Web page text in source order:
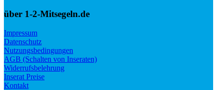
über 1-2-Mitsegeln.de
Impressum
Datenschutz
Nutzungsbedingungen
AGB (Schalten von Inseraten)
Widerrufsbelehrung
Inserat Preise
Kontakt